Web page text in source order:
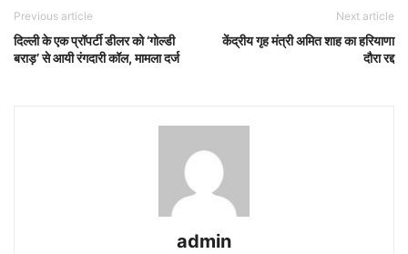
Previous article
दिल्ली के एक प्रॉपर्टी डीलर को ‘गोल्डी
बराड़’ से आयी रंगदारी कॉल, मामला दर्ज
Next article
केंद्रीय गृह मंत्री अमित शाह का हरियाणा
दौरा रद्द
admin